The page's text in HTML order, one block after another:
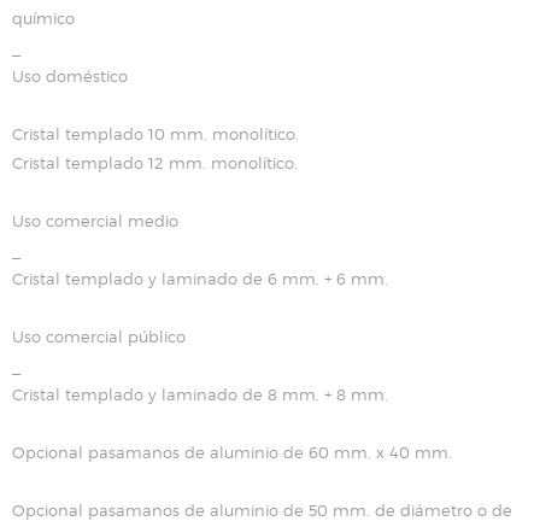
químico
Uso doméstico
Cristal templado 10 mm. monolítico.
Cristal templado 12 mm. monolítico.
Uso comercial medio
Cristal templado y laminado de 6 mm. + 6 mm.
Uso comercial público
Cristal templado y laminado de 8 mm. + 8 mm.
Opcional pasamanos de aluminio de 60 mm. x 40 mm.
Opcional pasamanos de aluminio de 50 mm. de diámetro o de